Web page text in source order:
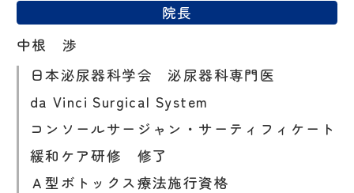
院長
中根 渉
日本泌尿器科学会 泌尿器科専門医
da Vinci Surgical System
コンソールサージャン・サーティフィケート
緩和ケア研修 修了
Ａ型ボトックス療法施行資格